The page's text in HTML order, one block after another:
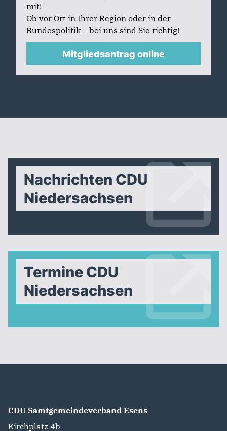
mit!
Ob vor Ort in Ihrer Region oder in der
Bundespolitik – bei uns sind Sie richtig!
Mitgliedsantrag online
Nachrichten CDU
Niedersachsen
Termine CDU
Niedersachsen
CDU Samtgemeindeverband Esens
Kirchplatz 4b